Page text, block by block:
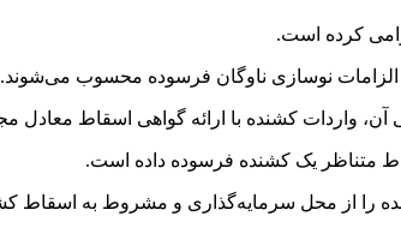
کرده است.
الزامات نوسازی ناوگان فرسوده محسوب می‌شوند.